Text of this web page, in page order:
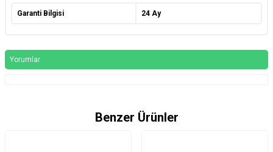
Garanti Bilgisi 24 Ay
Yorumlar
Benzer Ürünler